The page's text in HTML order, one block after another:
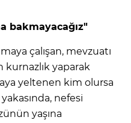
bakmayacağız"
çalışan, mevzuatı
yaparak
yeltenen kim olursa
nefesi
yaşına